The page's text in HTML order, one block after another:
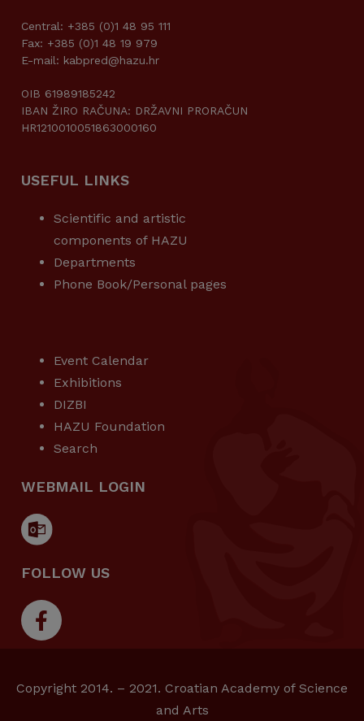
Central: +385 (0)1 48 95 111
Fax: +385 (0)1 48 19 979
E-mail: kabpred@hazu.hr
OIB 61989185242
IBAN ŽIRO RAČUNA: DRŽAVNI PRORAČUN
HR1210010051863000160
USEFUL LINKS
Scientific and artistic
components of HAZU
Departments
Phone Book/Personal pages
Event Calendar
Exhibitions
DIZBI
HAZU Foundation
Search
WEBMAIL LOGIN
FOLLOW US
Copyright 2014. – 2021. Croatian Academy of Science
and Arts